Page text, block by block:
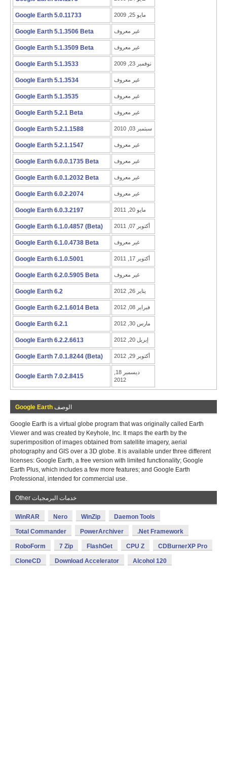
Google Earth 5.0.11733 مايو 25, 2009
Google Earth 5.1.3506 Beta غير معروف
Google Earth 5.1.3509 Beta غير معروف
Google Earth 5.1.3533 نوفمبر 23, 2009
Google Earth 5.1.3534 غير معروف
Google Earth 5.1.3535 غير معروف
Google Earth 5.2.1 Beta غير معروف
Google Earth 5.2.1.1588 سبتمبر 03, 2010
Google Earth 5.2.1.1547 غير معروف
Google Earth 6.0.0.1735 Beta غير معروف
Google Earth 6.0.1.2032 Beta غير معروف
Google Earth 6.0.2.2074 غير معروف
Google Earth 6.0.3.2197 مايو 20, 2011
Google Earth 6.1.0.4857 (Beta) أكتوبر 07, 2011
Google Earth 6.1.0.4738 Beta غير معروف
Google Earth 6.1.0.5001 أكتوبر 17, 2011
Google Earth 6.2.0.5905 Beta غير معروف
Google Earth 6.2 يناير 26, 2012
Google Earth 6.2.1.6014 Beta فبراير 08, 2012
Google Earth 6.2.1 مارس 30, 2012
Google Earth 6.2.2.6613 إبريل 20, 2012
Google Earth 7.0.1.8244 (Beta) أكتوبر 29, 2012
Google Earth 7.0.2.8415
2012
Google Earth الوصف
Google Earth is a virtual globe program that was originally called Earth
Viewer and was created by Keyhole, Inc. It maps the earth by the
superimposition of images obtained from satellite imagery, aerial
photography and GIS over a 3D globe. It is available under three different
licenses: Google Earth, a free version with limited functionality; Google
Earth Plus, which includes a few more features; and Google Earth
Professional, intended for commercial use.
Other خدمات البرمجيات
WinRAR Nero WinZip Daemon Tools
Total Commander PowerArchiver .Net Framework
RoboForm 7 Zip FlashGet CPU Z CDBurnerXP Pro
CloneCD Download Accelerator Alcohol 120